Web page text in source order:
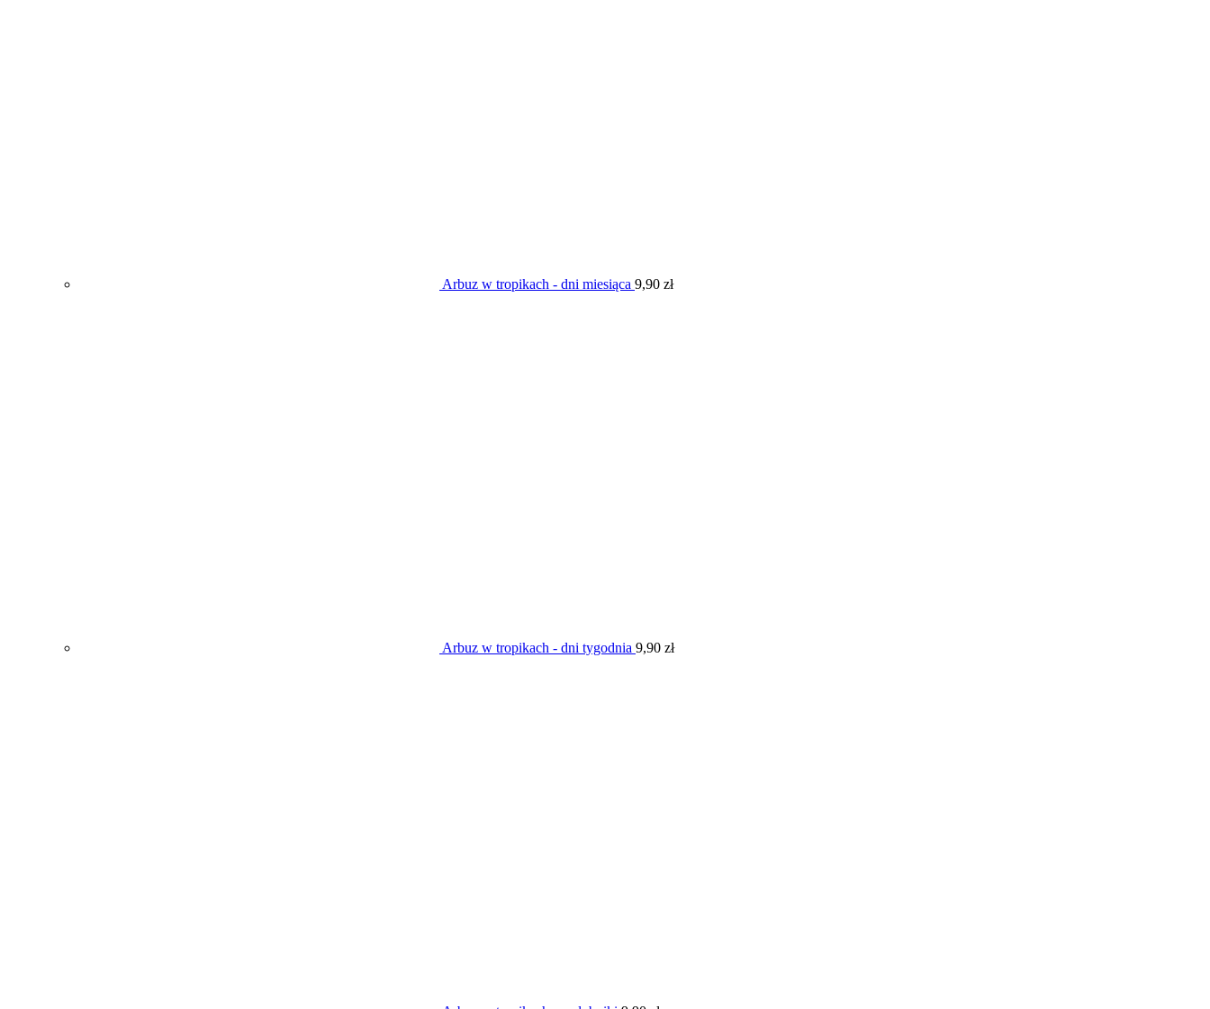
Arbuz w tropikach - dni miesiąca 9,90 zł
Arbuz w tropikach - dni tygodnia 9,90 zł